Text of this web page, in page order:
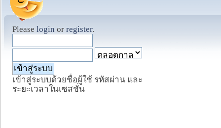
Please login or register.
เข้าสู่ระบบด้วยชื่อผู้ใช้ รหัสผ่าน และ
ระยะเวลาในเซสชั่น